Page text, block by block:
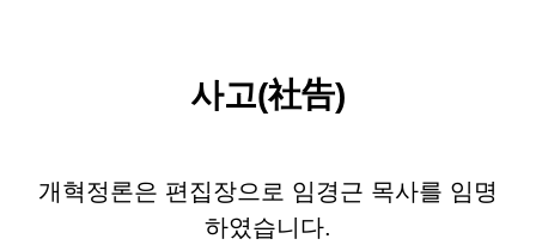
사고(社告)
개혁정론은 편집장으로 임경근 목사를 임명
하였습니다.